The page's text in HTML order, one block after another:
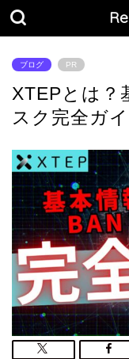
ブログ PR
XTEPとは？
スク完全ガ